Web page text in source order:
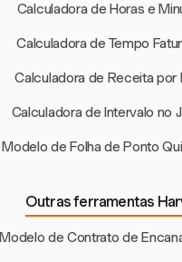
Calculadora de Horas e
Calculadora de Tempo
Calculadora de Receita por
Calculadora de Intervalo no
Modelo de Folha de Ponto
Outras ferramentas
Modelo de Contrato de